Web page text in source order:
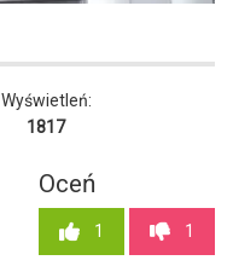
Wyświetleń:
1817
Oceń
1 1